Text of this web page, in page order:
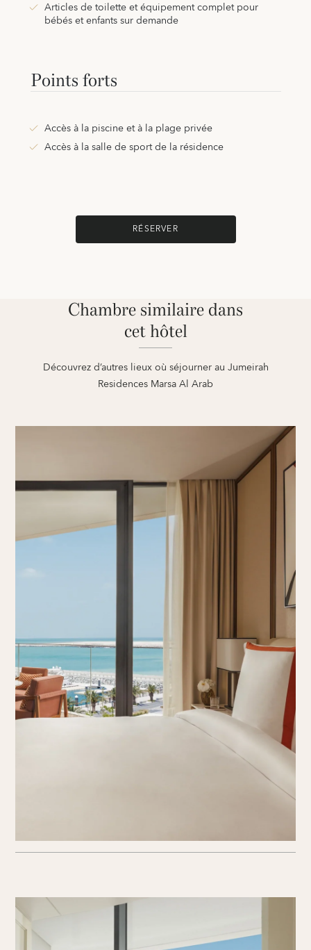
Articles de toilette et équipement complet pour
bébés et enfants sur demande
Points forts
Accès à la piscine et à la plage privée
Accès à la salle de sport de la résidence
RÉSERVER
Chambre similaire dans
cet hôtel
Découvrez d’autres lieux où séjourner au Jumeirah
Residences Marsa Al Arab